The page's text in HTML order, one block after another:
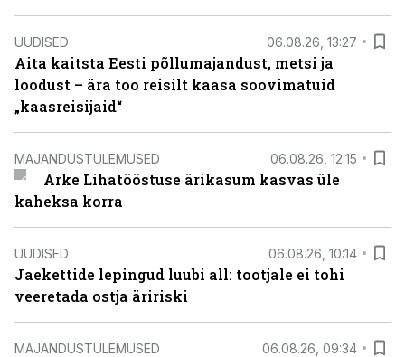
UUDISED 06.08.26, 13:27
Aita kaitsta Eesti põllumajandust, metsi ja
loodust – ära too reisilt kaasa soovimatuid
„kaasreisijaid“
MAJANDUSTULEMUSED 06.08.26, 12:15
Arke Lihatööstuse ärikasum kasvas üle
kaheksa korra
UUDISED 06.08.26, 10:14
Jaekettide lepingud luubi all: tootjale ei tohi
veeretada ostja äririski
MAJANDUSTULEMUSED 06.08.26, 09:34